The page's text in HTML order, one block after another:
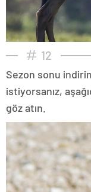
12
Sezon sonu
istiyorsanız,
göz atın.